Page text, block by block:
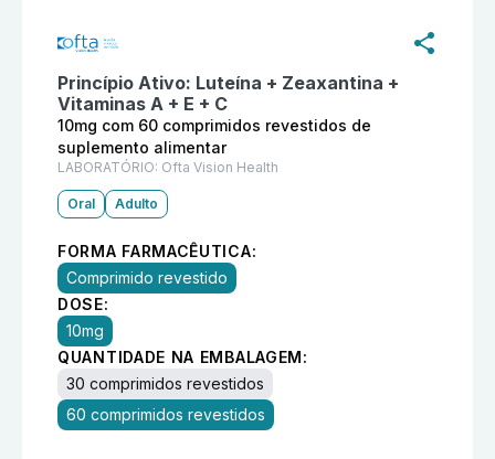
Princípio Ativo: Luteína + Zeaxantina +
Vitaminas A + E + C
10mg com 60 comprimidos revestidos de
suplemento alimentar
LABORATÓRIO: Ofta Vision Health
Oral Adulto
FORMA FARMACÊUTICA:
Comprimido revestido
DOSE:
10mg
QUANTIDADE NA EMBALAGEM:
30 comprimidos revestidos
60 comprimidos revestidos